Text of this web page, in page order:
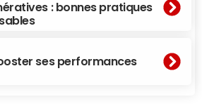
: bonnes pratiques
ses performances